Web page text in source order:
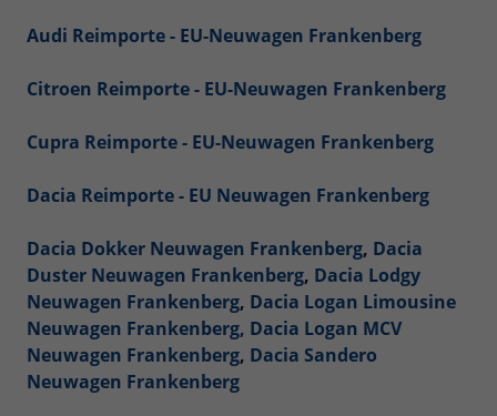
Audi Reimporte - EU-Neuwagen Frankenberg
Citroen Reimporte - EU-Neuwagen Frankenberg
Cupra Reimporte - EU-Neuwagen Frankenberg
Dacia Reimporte - EU Neuwagen Frankenberg
Dacia Dokker Neuwagen Frankenberg, Dacia
Duster Neuwagen Frankenberg, Dacia Lodgy
Neuwagen Frankenberg, Dacia Logan Limousine
Neuwagen Frankenberg, Dacia Logan MCV
Neuwagen Frankenberg, Dacia Sandero
Neuwagen Frankenberg